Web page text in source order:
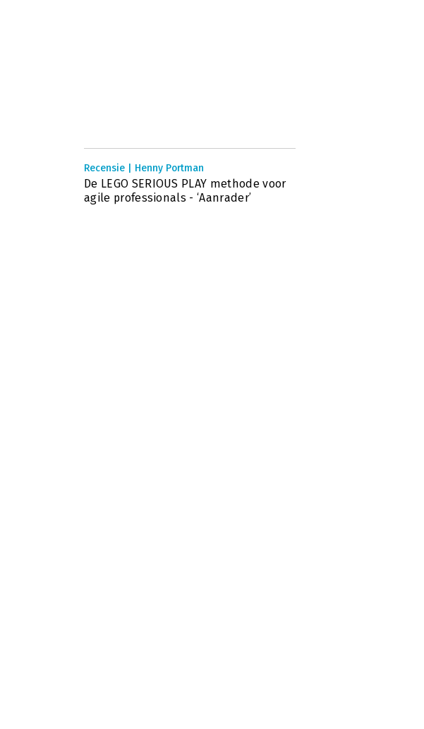
Recensie | Henny Portman
De LEGO SERIOUS PLAY methode voor
agile professionals - ‘Aanrader’